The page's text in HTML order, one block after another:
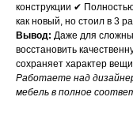
конструкции ✔
как новый, но стоил в 3
Вывод: Даже для
восстановить
сохраняет характер
Работаете над
мебель в полное
Воспользуйтесь
чтобы связаться с
Оставьте данные